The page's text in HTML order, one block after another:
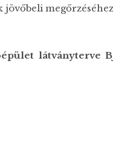
látványterve